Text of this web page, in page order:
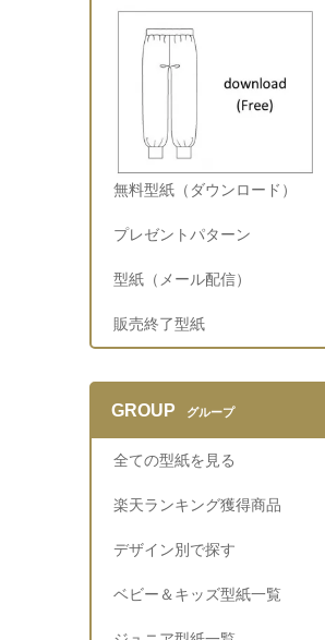
無料型紙（ダウンロード）
プレゼントパターン
型紙（メール配信）
販売終了型紙
GROUP グループ
全ての型紙を見る
楽天ランキング獲得商品
デザイン別で探す
ベビー＆キッズ型紙一覧